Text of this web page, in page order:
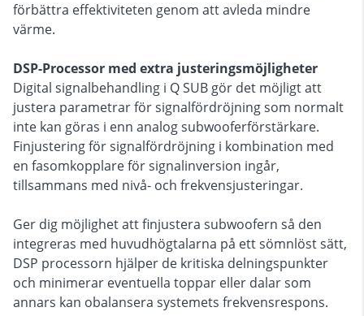
förbättra effektiviteten genom att avleda mindre
värme.
DSP-Processor med extra justeringsmöjligheter
Digital signalbehandling i Q SUB gör det möjligt att
justera parametrar för signalfördröjning som normalt
inte kan göras i enn analog subwooferförstärkare.
Finjustering för signalfördröjning i kombination med
en fasomkopplare för signalinversion ingår,
tillsammans med nivå- och frekvensjusteringar.
Ger dig möjlighet att finjustera subwoofern så den
integreras med huvudhögtalarna på ett sömnlöst sätt,
DSP processorn hjälper de kritiska delningspunkter
och minimerar eventuella toppar eller dalar som
annars kan obalansera systemets frekvensrespons.